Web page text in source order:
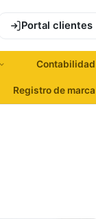
Portal clientes
Contabilidad
Registro de marca